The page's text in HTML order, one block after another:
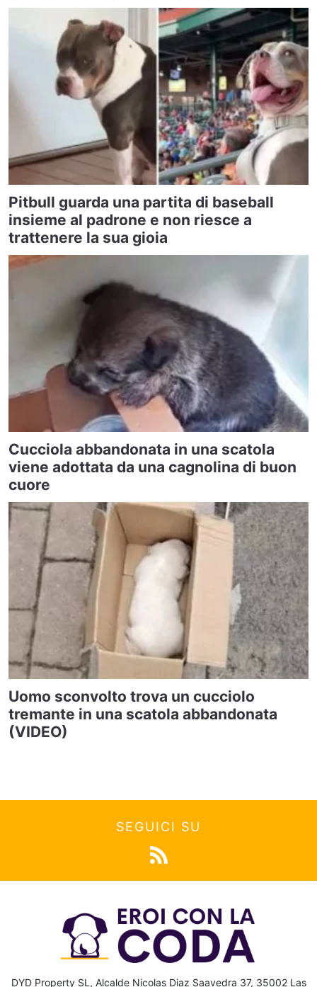
Pitbull guarda una partita di baseball
insieme al padrone e non riesce a
trattenere la sua gioia
Cucciola abbandonata in una scatola
viene adottata da una cagnolina di buon
cuore
Uomo sconvolto trova un cucciolo
tremante in una scatola abbandonata
(VIDEO)
SEGUICI SU
DYD Property SL, Alcalde Nicolas Diaz Saavedra 37, 35002 Las